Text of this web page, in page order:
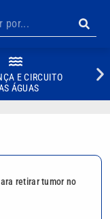
E CIRCUITO
ÁGUAS
retirar tumor no